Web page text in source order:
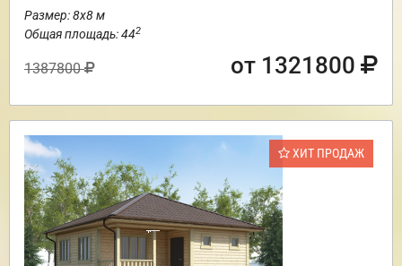
Размер: 8х8 м
Общая площадь: 442
1387800 от 1321800
ХИТ ПРОДАЖ